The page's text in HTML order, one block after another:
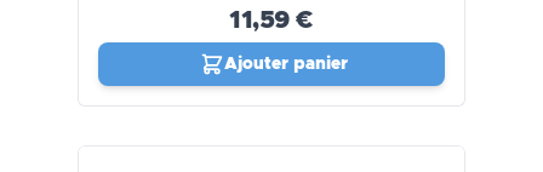
11,59 €
Ajouter panier